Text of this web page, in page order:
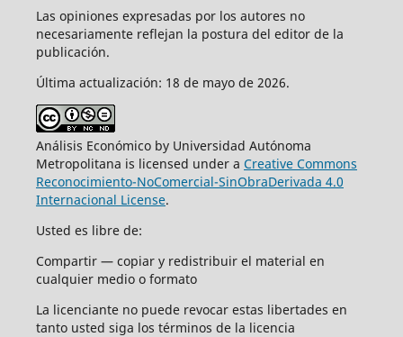
Las opiniones expresadas por los autores no
necesariamente reflejan la postura del editor de la
publicación.
Última actualización: 18 de mayo de 2026.
Análisis Económico by Universidad Autónoma
Metropolitana is licensed under a Creative Commons
Reconocimiento-NoComercial-SinObraDerivada 4.0
Internacional License.
Usted es libre de:
Compartir — copiar y redistribuir el material en
cualquier medio o formato
La licenciante no puede revocar estas libertades en
tanto usted siga los términos de la licencia